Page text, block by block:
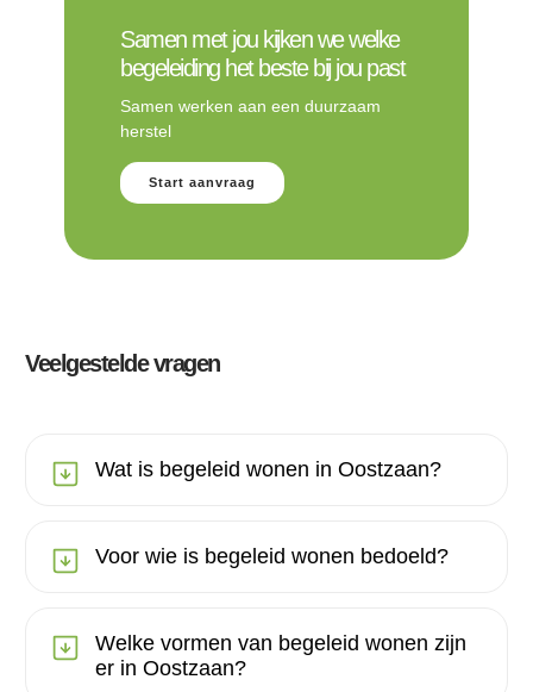
Samen met jou kijken we welke
begeleiding het beste bij jou past
Samen werken aan een duurzaam
herstel
Start aanvraag
Veelgestelde vragen
Wat is begeleid wonen in Oostzaan?
Voor wie is begeleid wonen bedoeld?
Welke vormen van begeleid wonen zijn
er in Oostzaan?